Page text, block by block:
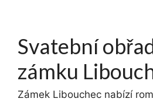
Svatební
zámku
Zámek Libouchec nabízí